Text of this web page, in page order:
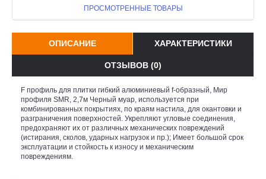
ПРОСМОТРЕННЫЕ ТОВАРЫ
ОПИСАНИЕ ХАРАКТЕРИСТИКИ
ОТЗЫВОВ (0)
F профиль для плитки гибкий алюминиевый f-образный, Мир
профиля SMR, 2,7м Черный муар, используется при
комбинированных покрытиях, по краям настила, для окантовки и
разграничения поверхностей. Укрепляют угловые соединения,
предохраняют их от различных механических повреждений
(истирания, сколов, ударных нагрузок и пр.); Имеет большой срок
эксплуатации и стойкость к износу и механическим
повреждениям.